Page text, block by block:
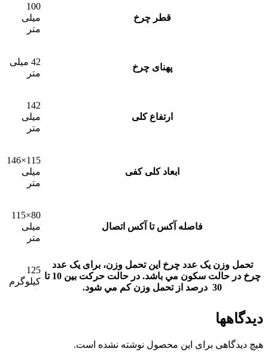
قطر چرخ
100
میلی
متر
پهنای چرخ
42 میلی
متر
ارتفاع کلی
142
میلی
متر
ابعاد کلی کفی
115×146
میلی
متر
فاصله آکس تا آکس اتصال
80×115
میلی
متر
تحمل وزن یک عدد چرخ این تحمل وزن، برای يک عدد
چرخ در حالت سکون مي باشد. در حالت حرکت بين 10 تا
30 درصد از تحمل وزن کم مي شود.
125
کیلوگرم
دیدگاهها
هیچ دیدگاهی برای این محصول نوشته نشده است.